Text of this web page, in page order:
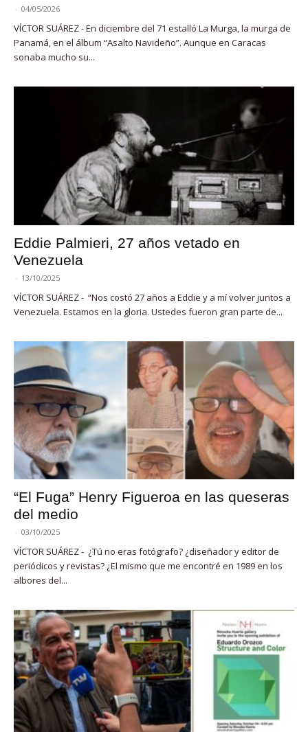
- 04/05/2026
VÍCTOR SUÁREZ - En diciembre del 71 estalló La Murga, la murga de
Panamá, en el álbum “Asalto Navideño”. Aunque en Caracas
sonaba mucho su...
Eddie Palmieri, 27 años vetado en
Venezuela
- 13/10/2025
VÍCTOR SUÁREZ - “Nos costó 27 años a Eddie y a mí volver juntos a
Venezuela. Estamos en la gloria. Ustedes fueron gran parte de...
“El Fuga” Henry Figueroa en las queseras
del medio
- 03/10/2025
VÍCTOR SUÁREZ - ¿Tú no eras fotógrafo? ¿diseñador y editor de
periódicos y revistas? ¿El mismo que me encontré en 1989 en los
albores del...